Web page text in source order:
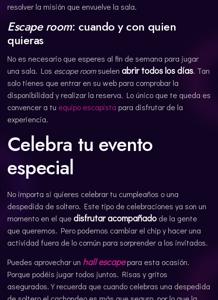
resolver la misión que envuelve la sala.
Escape room: cuando y con quien
quieras
No es necesario que esperes al fin de semana para jugar
una sala. Los escape roomsuelen abrir todos los días. Tan
solo tienes que entrar en su web para comprobar la
disponibilidad y realizar la reserva. Lo único que te queda es
convencer a tu equipo escapista para disfrutar de la
experiencia.
Celebra tu evento
especial
No importa si quieres celebrar tu cumpleaños o una
despedida de soltero. Este tipo de celebraciones ya son un
momento en el quedisfrutar acompañado de la gente
que queremos. Pero podemos cambiar el chip y hacer una
actividad fuera de lo común para sorprender a los invitados.
Puedes aprovechar un hall escapepara esta ocasión.
Porque podéis jugar todos juntos. Risas y gritos
asegurados. Y recuerda que cuando celebras una despedida